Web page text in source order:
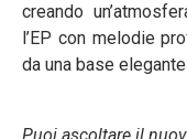
creando
l’EP con melodie
da una base